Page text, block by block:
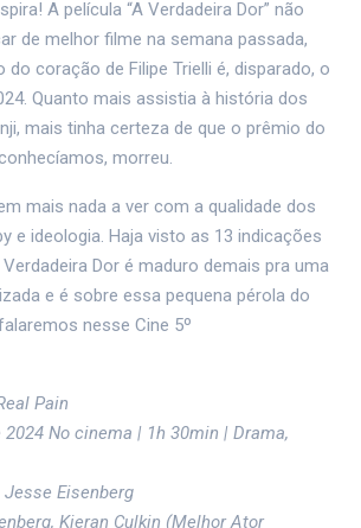
A película “A Verdadeira Dor” não
de melhor filme na semana passada,
do coração de Filipe Trielli é, disparado, o
Quanto mais assistia à história dos
mais tinha certeza de que o prêmio do
morreu.
mais nada a ver com a qualidade dos
e ideologia. Haja visto as 13 indicações
Dor é maduro demais pra uma
e é sobre essa pequena pérola do
nesse Cine 5º
Pain
2024 No cinema | 1h 30min | Drama,
Eisenberg
Kieran Culkin (Melhor Ator